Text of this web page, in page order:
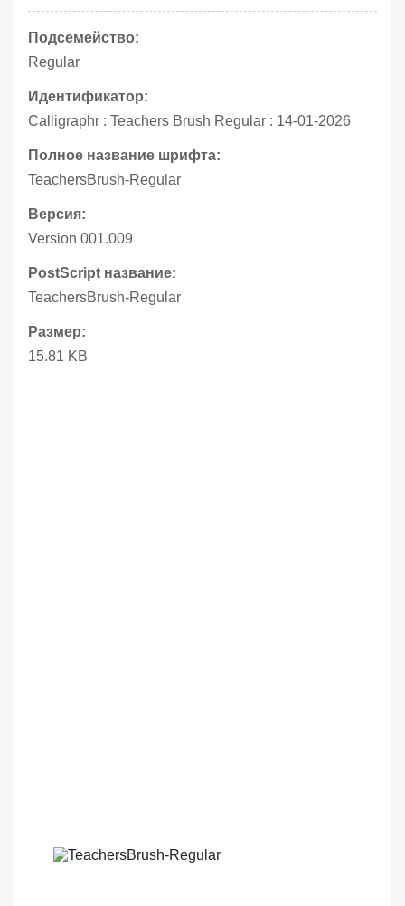
Подсемейство:
Regular
Идентификатор:
Calligraphr : Teachers Brush Regular : 14-01-2026
Полное название шрифта:
TeachersBrush-Regular
Версия:
Version 001.009
PostScript название:
TeachersBrush-Regular
Размер:
15.81 KB